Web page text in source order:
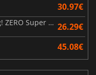
30.97€
DRAGON BALL Sparking! ZERO Super Limit Breaking NEO 26.29€
45.08€